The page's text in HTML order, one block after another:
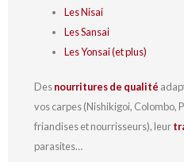
Les Nisai
Les Sansai
Les Yonsai (et plus)
Desnourritures de qualité
vos carpes (Nishikigoi, Colombo,
friandises et nourrisseurs), leur
parasites…